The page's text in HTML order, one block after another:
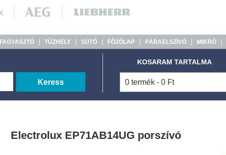
FAGYASZTÓ TŰZHELY SÜTŐ FŐZŐLAP PÁRAELSZÍVÓ MIKRÓ
Keress
KOSARAM TARTALMA
0 termék - 0 Ft
Electrolux EP71AB14UG porszívó